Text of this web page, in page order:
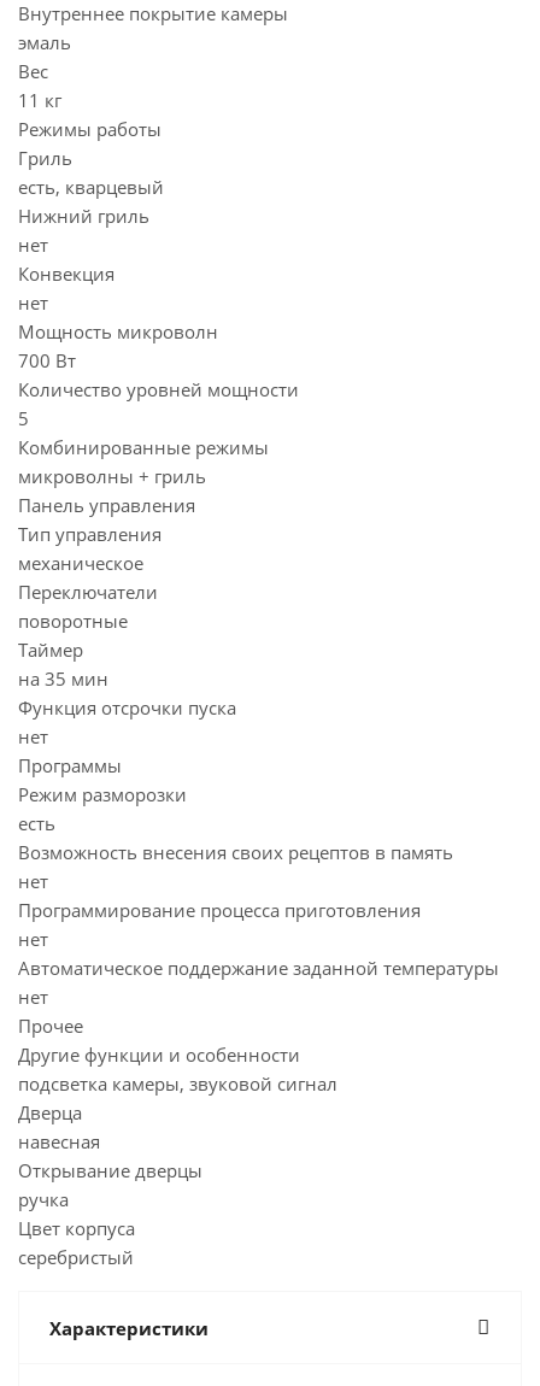
Внутреннее покрытие камеры
эмаль
Вес
11 кг
Режимы работы
Гриль
есть, кварцевый
Нижний гриль
нет
Конвекция
нет
Мощность микроволн
700 Вт
Количество уровней мощности
5
Комбинированные режимы
микроволны + гриль
Панель управления
Тип управления
механическое
Переключатели
поворотные
Таймер
на 35 мин
Функция отсрочки пуска
нет
Программы
Режим разморозки
есть
Возможность внесения своих рецептов в память
нет
Программирование процесса приготовления
нет
Автоматическое поддержание заданной температуры
нет
Прочее
Другие функции и особенности
подсветка камеры, звуковой сигнал
Дверца
навесная
Открывание дверцы
ручка
Цвет корпуса
серебристый
Характеристики